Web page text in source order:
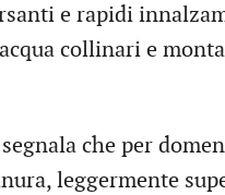
e rapidi
collinari e
segnala che per
leggermente